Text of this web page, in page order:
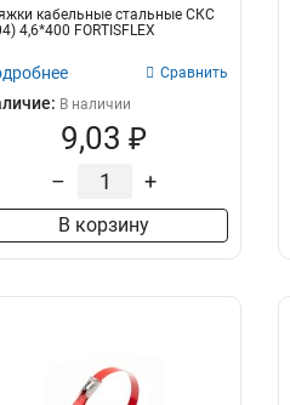
кабельные стальные СКС
4,6*400 FORTISFLEX
Сравнить
В наличии
9,03 ₽
– +
В корзину